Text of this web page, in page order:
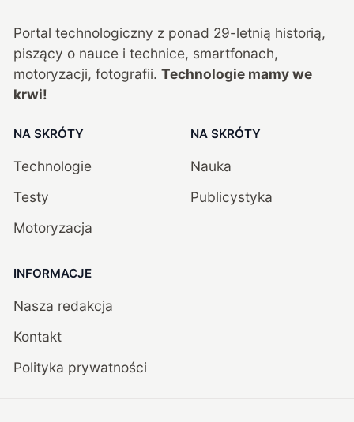
Portal technologiczny z ponad 29-letnią historią,
piszący o nauce i technice, smartfonach,
motoryzacji, fotografii. Technologie mamy we
krwi!
NA SKRÓTY
Technologie
Testy
Motoryzacja
NA SKRÓTY
Nauka
Publicystyka
INFORMACJE
Nasza redakcja
Kontakt
Polityka prywatności